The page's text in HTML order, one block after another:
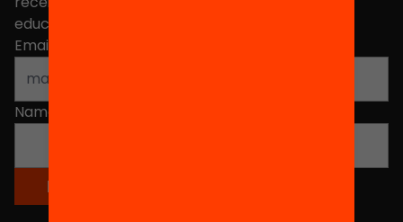
educational change in Catalonia.
Email address
Name